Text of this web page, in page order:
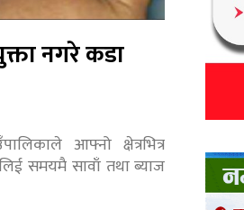
नगरे कडा
आफ्नो क्षेत्रभित्र
समयमै सावाँ तथा ब्याज